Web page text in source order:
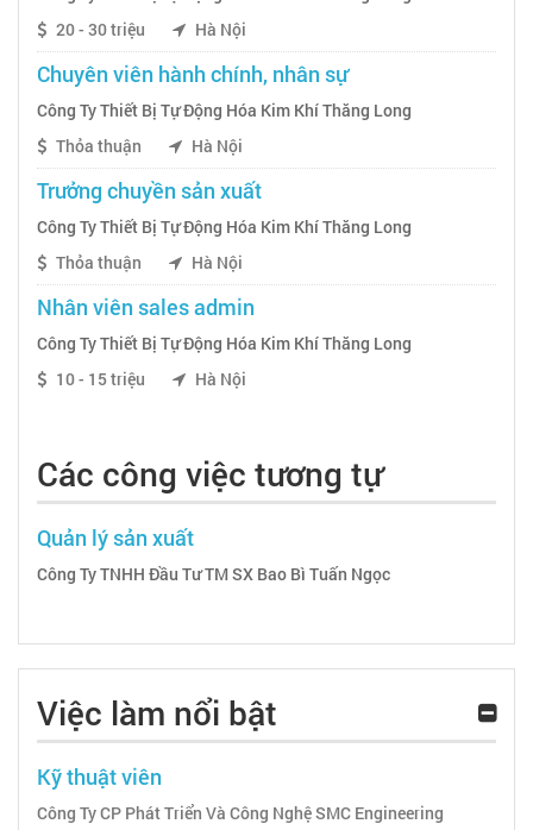
20 - 30 triệu
Hà Nội
Chuyên viên hành chính, nhân sự
Công Ty Thiết Bị Tự Động Hóa Kim Khí Thăng Long
Thỏa thuận
Hà Nội
Trưởng chuyền sản xuất
Công Ty Thiết Bị Tự Động Hóa Kim Khí Thăng Long
Thỏa thuận
Hà Nội
Nhân viên sales admin
Công Ty Thiết Bị Tự Động Hóa Kim Khí Thăng Long
10 - 15 triệu
Hà Nội
Các công việc tương tự
Quản lý sản xuất
Công Ty TNHH Đầu Tư TM SX Bao Bì Tuấn Ngọc
Việc làm nổi bật
Kỹ thuật viên
Công Ty CP Phát Triển Và Công Nghệ SMC Engineering